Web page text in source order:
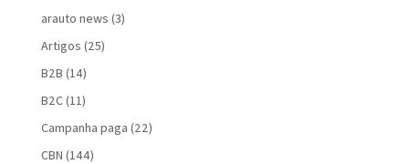
arauto news (3)
Artigos (25)
B2B (14)
B2C(11)
Campanha paga (22)
CBN (144)